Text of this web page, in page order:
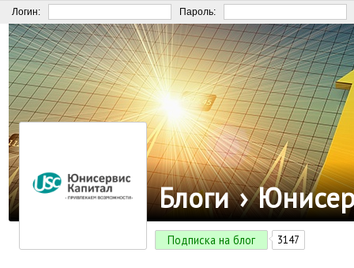
Логин: Пароль:
Блоги ›
Подписка на блог 3147